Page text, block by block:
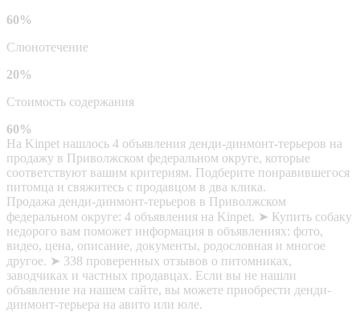
60%
Слюнотечение
20%
Стоимость содержания
60%
На Kinpet нашлось 4 объявления денди-динмонт-терьеров на
продажу в Приволжском федеральном округе, которые
соответствуют вашим критериям. Подберите понравившегося
питомца и свяжитесь с продавцом в два клика.
Продажа денди-динмонт-терьеров в Приволжском
федеральном округе: 4 объявления на Kinpet. ➤ Купить собаку
недорого вам поможет информация в объявлениях: фото,
видео, цена, описание, документы, родословная и многое
другое. ➤ 338 проверенных отзывов о питомниках,
заводчиках и частных продавцах. Если вы не нашли
объявление на нашем сайте, вы можете приобрести денди-
динмонт-терьера на авито или юле.